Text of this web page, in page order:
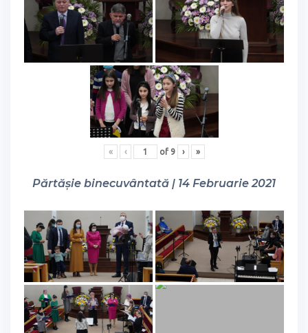
« ‹ of 9 › »
Părtășie binecuvântată | 14 Februarie 2021